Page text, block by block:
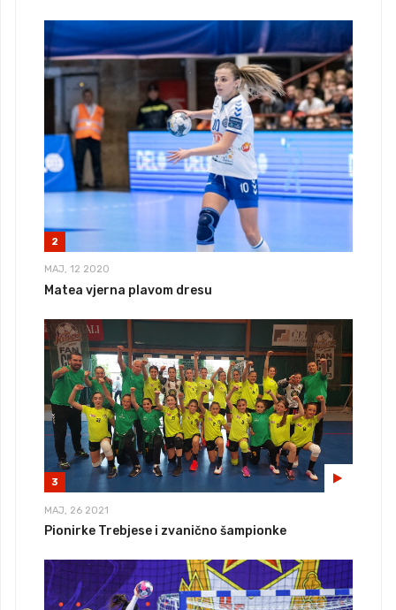
2
MAJ, 12 2020
Matea vjerna plavom dresu
3
MAJ, 26 2021
Pionirke Trebjese i zvanično šampionke